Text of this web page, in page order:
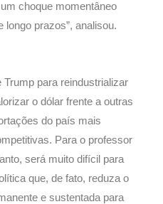
choque momentâneo
longo prazos”, analisou.
para reindustrializar
o dólar frente a outras
do país mais
Para o professor
será muito difícil para
que, de fato, reduza o
e sustentada para